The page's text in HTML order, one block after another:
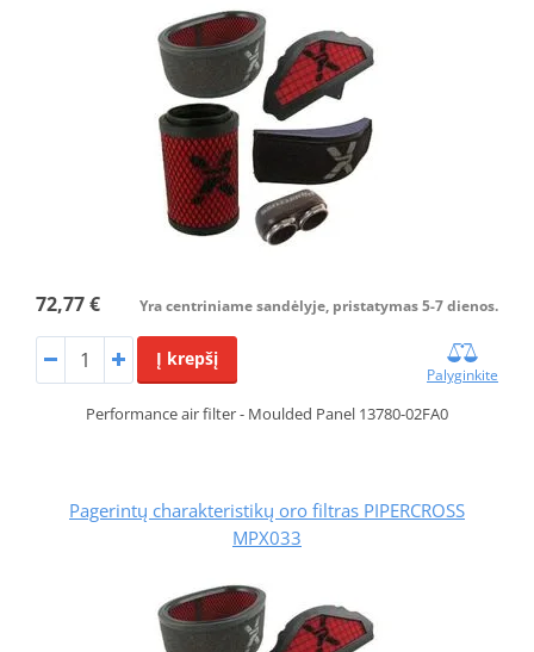
72,77 € Yra centriniame sandėlyje, pristatymas 5-7 dienos.
Į krepšį
Palyginkite
Performance air filter - Moulded Panel 13780-02FA0
Pagerintų charakteristikų oro filtras PIPERCROSS
MPX033